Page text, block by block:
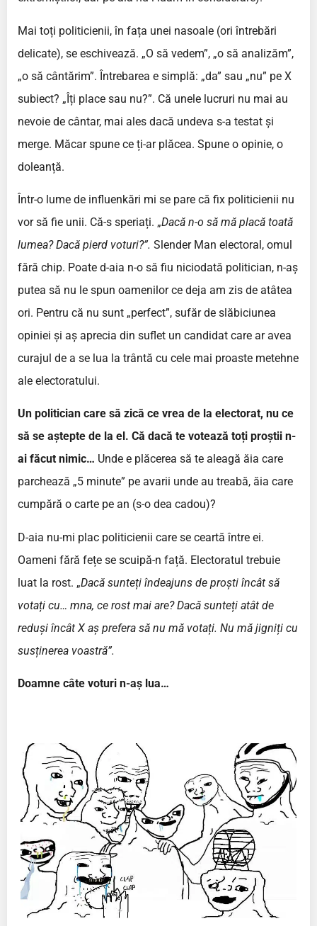
Mai toți politicienii, în fața unei nasoale (ori întrebări
delicate), se eschivează. „O să vedem”, „o să analizăm”,
„o să cântărim”. Întrebarea e simplă: „da” sau „nu” pe X
subiect? „Îți place sau nu?”. Că unele lucruri nu mai au
nevoie de cântar, mai ales dacă undeva s-a testat și
merge. Măcar spune ce ți-ar plăcea. Spune o opinie, o
doleanță.
Într-o lume de influenkări mi se pare că fix politicienii nu
vor să fie unii. Că-s speriați. „Dacă n-o să mă placă toată
lumea? Dacă pierd voturi?”. Slender Man electoral, omul
fără chip. Poate d-aia n-o să fiu niciodată politician, n-aș
putea să nu le spun oamenilor ce deja am zis de atâtea
ori. Pentru că nu sunt „perfect”, sufăr de slăbiciunea
opiniei și aș aprecia din suflet un candidat care ar avea
curajul de a se lua la trântă cu cele mai proaste metehne
ale electoratului.
Un politician care să zică ce vrea de la electorat, nu ce
să se aștepte de la el. Că dacă te votează toți proștii n-
ai făcut nimic… Unde e plăcerea să te aleagă ăia care
parchează „5 minute” pe avarii unde au treabă, ăia care
cumpără o carte pe an (s-o dea cadou)?
D-aia nu-mi plac politicienii care se ceartă între ei.
Oameni fără fețe se scuipă-n față. Electoratul trebuie
luat la rost. „Dacă sunteți îndeajuns de proști încât să
votați cu… mna, ce rost mai are? Dacă sunteți atât de
reduși încât X aș prefera să nu mă votați. Nu mă jigniți cu
susținerea voastră”.
Doamne câte voturi n-aș lua…